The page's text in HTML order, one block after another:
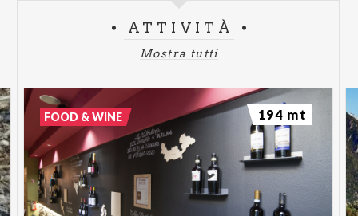
ATTIVITÀ
Mostra tutti
FOOD & WINE 194 mt